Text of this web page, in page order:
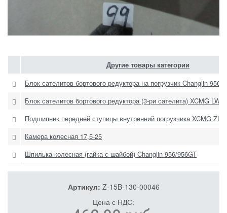
Другие товары категории
Блок сателитов бортового редуктора на погрузчик Changlin 956/
Блок сателитов бортового редуктора (3-ри сателита) XCMG
Подшипник передней ступицы внутренний погрузчика XCMG
Камера колесная 17,5-25
Шпилька колесная (гайка с шайбой) Changlin 956/956GT
Артикул: Z-15B-130-00046
Цена с НДС: